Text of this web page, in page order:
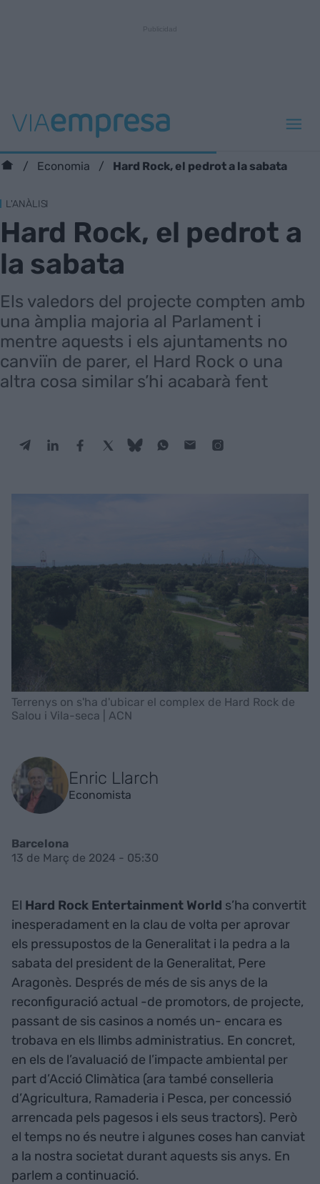
Economia Hard Rock, el pedrot a la sabata
L'ANÀLISI
Hard Rock, el pedrot a
la sabata
Els valedors del projecte compten amb
una àmplia majoria al Parlament i
mentre aquests i els ajuntaments no
canviïn de parer, el Hard Rock o una
altra cosa similar s’hi acabarà fent
Terrenys on s'ha d'ubicar el complex de Hard Rock de
Salou i Vila-seca | ACN
Enric Llarch
Economista
Barcelona
13 de Març de 2024 - 05:30
El Hard Rock Entertainment World s’ha convertit
inesperadament en la clau de volta per aprovar
els pressupostos de la Generalitat i la pedra a la
sabata del president de la Generalitat, Pere
Aragonès. Després de més de sis anys de la
reconfiguració actual -de promotors, de projecte,
passant de sis casinos a només un- encara es
trobava en els llimbs administratius. En concret,
en els de l’avaluació de l’impacte ambiental per
part d’Acció Climàtica (ara també conselleria
d’Agricultura, Ramaderia i Pesca, per concessió
arrencada pels pagesos i els seus tractors). Però
el temps no és neutre i algunes coses han canviat
a la nostra societat durant aquests sis anys. En
parlem a continuació.